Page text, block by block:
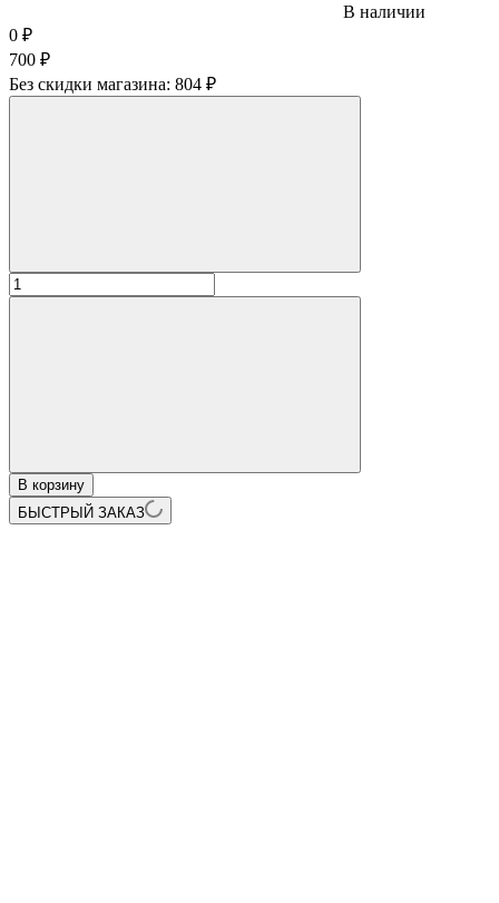
В наличии
0 ₽
700 ₽
Без скидки магазина: 804 ₽
В корзину
БЫСТРЫЙ ЗАКАЗ